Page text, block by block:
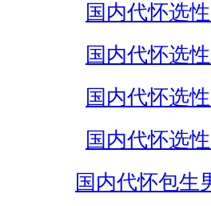
国内代怀选
国内代怀选
国内代怀选
国内代怀选
国内代怀包生